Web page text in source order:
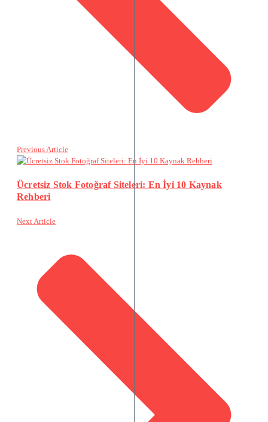
Previous Article
Ücretsiz Stok Fotoğraf Siteleri: En İyi 10 Kaynak
Rehberi
Next Article